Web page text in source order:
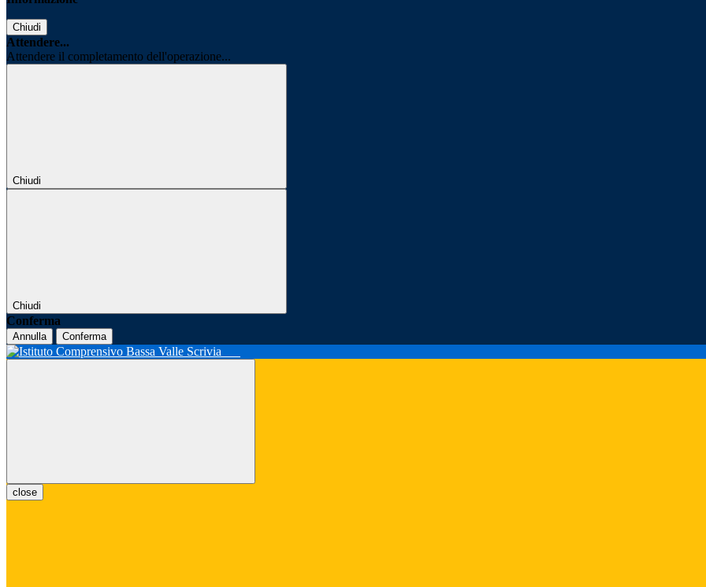
Chiudi
Attendere...
Attendere il completamento dell'operazione...
Chiudi
Chiudi
Conferma
Annulla Conferma
close